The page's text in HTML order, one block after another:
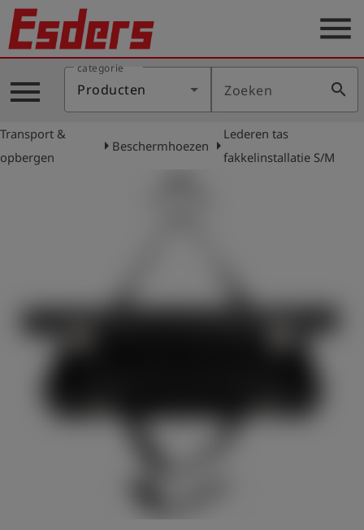
Sectoren
Blog
Producten
Nederlands
account_circle
menu
menu
categorie
Producten Zoeken search
Transport &
opbergen
arrow_rightBeschermhoezen arrow_right
Lederen tas
fakkelinstallatie S/M